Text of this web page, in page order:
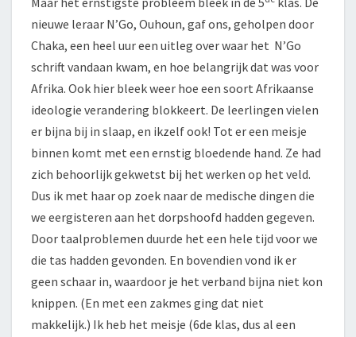
nieuwe leraar N’Go, Ouhoun, gaf ons, geholpen door
Chaka, een heel uur een uitleg over waar het N’Go
schrift vandaan kwam, en hoe belangrijk dat was voor
Afrika. Ook hier bleek weer hoe een soort Afrikaanse
ideologie verandering blokkeert. De leerlingen vielen
er bijna bij in slaap, en ikzelf ook! Tot er een meisje
binnen komt met een ernstig bloedende hand. Ze had
zich behoorlijk gekwetst bij het werken op het veld.
Dus ik met haar op zoek naar de medische dingen die
we eergisteren aan het dorpshoofd hadden gegeven.
Door taalproblemen duurde het een hele tijd voor we
die tas hadden gevonden. En bovendien vond ik er
geen schaar in, waardoor je het verband bijna niet kon
knippen. (En met een zakmes ging dat niet
makkelijk.) Ik heb het meisje (6de klas, dus al een